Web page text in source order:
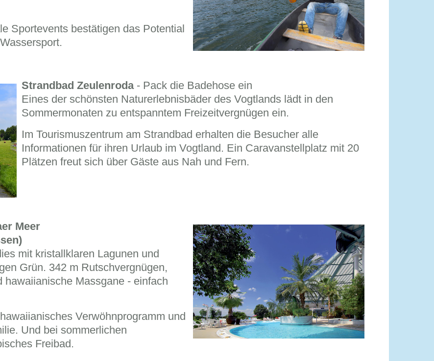
Sportevents bestätigen das Potential
Strandbad Zeulenroda- Pack die Badehose ein
Eines der schönsten Naturerlebnisbäder des Vogtlands lädt in den
Sommermonaten zu entspanntem Freizeitvergnügen ein.
Im Tourismuszentrum am Strandbad erhalten die Besucher alle
Informationen für ihren Urlaub im Vogtland. Ein Caravanstellplatz mit 20
Plätzen freut sich über Gäste aus Nah und Fern.
Meer
mit kristallklaren Lagunen und
Grün. 342 m Rutschvergnügen,
Massgane - einfach
Verwöhnprogramm und
Und bei sommerlichen
Freibad.